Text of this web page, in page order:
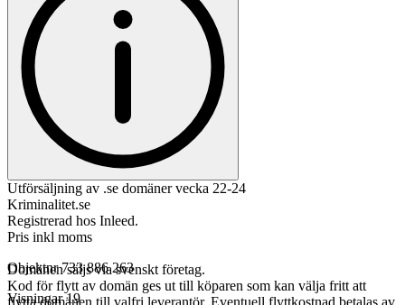
Utförsäljning av .se domäner vecka 22-24
Kriminalitet.se
Registrerad hos Inleed.
Pris inkl moms
Domänen säljs via svenskt företag.
Kod för flytt av domän ges ut till köparen som kan välja fritt att
flytta domänen till valfri leverantör. Eventuell flyttkostnad betalas av
Objektnr 733 886 263
Visningar 19